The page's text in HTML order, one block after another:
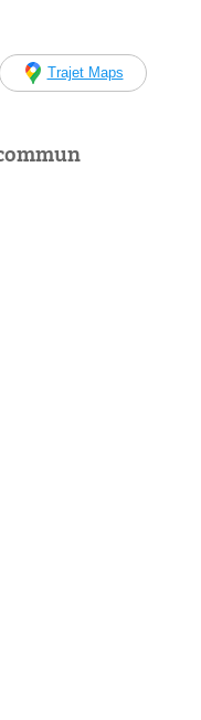
Trajet Maps